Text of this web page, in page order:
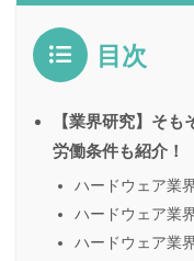
目次
【業界研究】そ
労働条件も紹介！
ハードウェア業
ハードウェア業
ハードウェア業